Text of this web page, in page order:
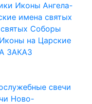
Иконы Ангела-
имена святых
Соборы
Иконы на Царские
ЗАКАЗ
свечи
Ново-